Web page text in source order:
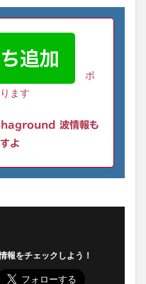
ポ
ます
波情報も
よ
報をチェックしよう！